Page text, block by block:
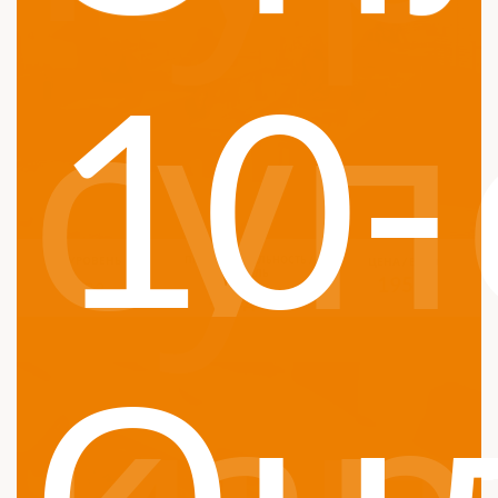
УРОВЕНЬ
B2
ПРОДОЛЖИТЕЛЬНОСТЬ /
НЕДЕЛЬ
4 недели
10-